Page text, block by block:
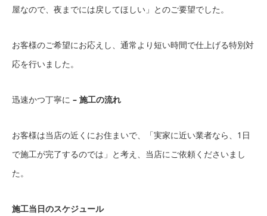
屋なので、夜までには戻してほしい」とのご要望でした。
お客様のご希望にお応えし、通常より短い時間で仕上げる特別対
応を行いました。
迅速かつ丁寧に – 施工の流れ
お客様は当店の近くにお住まいで、「実家に近い業者なら、1日
で施工が完了するのでは」と考え、当店にご依頼くださいまし
た。
施工当日のスケジュール